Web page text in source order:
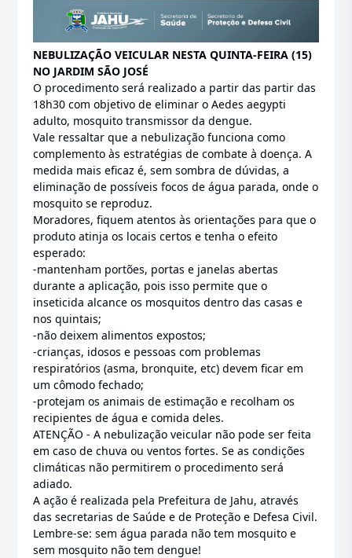
NEBULIZAÇÃO VEICULAR NESTA QUINTA-FEIRA (15)
NO JARDIM SÃO JOSÉ
O procedimento será realizado a partir das partir das
18h30 com objetivo de eliminar o Aedes aegypti
adulto, mosquito transmissor da dengue.
Vale ressaltar que a nebulização funciona como
complemento às estratégias de combate à doença. A
medida mais eficaz é, sem sombra de dúvidas, a
eliminação de possíveis focos de água parada, onde o
mosquito se reproduz.
Moradores, fiquem atentos às orientações para que o
produto atinja os locais certos e tenha o efeito
esperado:
-mantenham portões, portas e janelas abertas
durante a aplicação, pois isso permite que o
inseticida alcance os mosquitos dentro das casas e
nos quintais;
-não deixem alimentos expostos;
-crianças, idosos e pessoas com problemas
respiratórios (asma, bronquite, etc) devem ficar em
um cômodo fechado;
-protejam os animais de estimação e recolham os
recipientes de água e comida deles.
ATENÇÃO - A nebulização veicular não pode ser feita
em caso de chuva ou ventos fortes. Se as condições
climáticas não permitirem o procedimento será
adiado.
A ação é realizada pela Prefeitura de Jahu, através
das secretarias de Saúde e de Proteção e Defesa Civil.
Lembre-se: sem água parada não tem mosquito e
sem mosquito não tem dengue!